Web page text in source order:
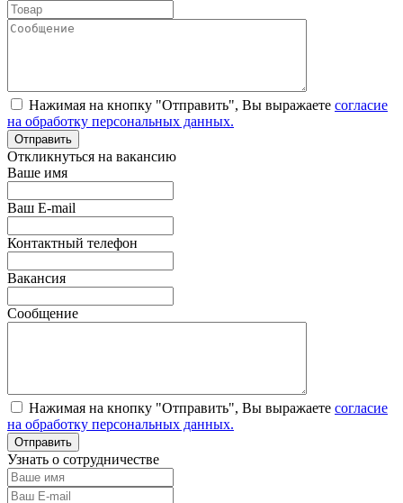
Нажимая на кнопку "Отправить", Вы выражаете согласие
на обработку персональных данных.
Откликнуться на вакансию
Ваше имя
Ваш E-mail
Контактный телефон
Вакансия
Сообщение
Нажимая на кнопку "Отправить", Вы выражаете согласие
на обработку персональных данных.
Узнать о сотрудничестве